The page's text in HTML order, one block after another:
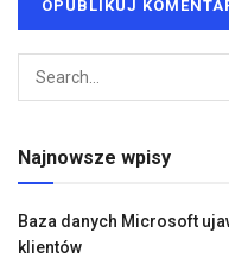
Najnowsze wpisy
Baza danych Microsoft
klientów